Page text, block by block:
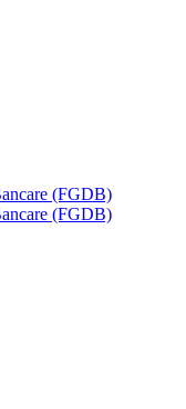
(FGDB)
(FGDB)